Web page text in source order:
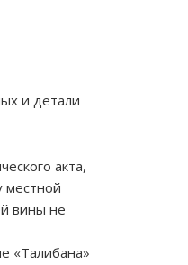
и детали
акта,
местной
вины не
«Талибана»